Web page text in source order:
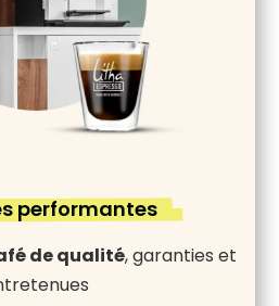
performantes
de qualité, garanties et